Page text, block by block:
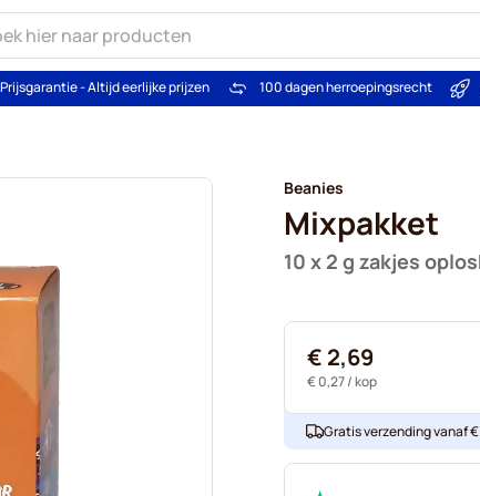
Prijsgarantie - Altijd eerlijke prijzen 100 dagen herroepingsrecht
Beanies
Mixpakket
10 x 2 g zakjes
€ 2,69
€ 0,27/ kop
Gratis verzending vanaf